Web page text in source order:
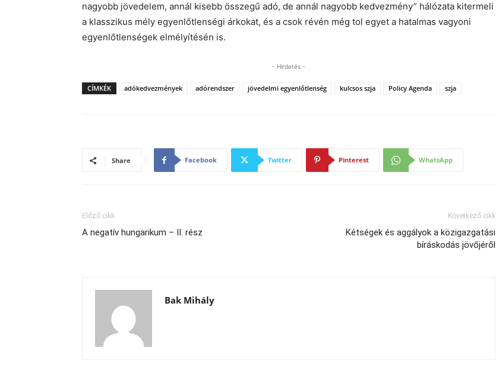
nagyobb jövedelem, annál kisebb összegű adó, de annál nagyobb kedvezmény” hálózata kitermeli
a klasszikus mély egyenlőtlenségi árkokat, és a csok révén még tol egyet a hatalmas vagyoni
egyenlőtlenségek elmélyítésén is.
- Hirdetés -
CÍMKÉK adókedvezmények adórendszer jövedelmi egyenlőtlenség kulcsos szja Policy Agenda szja
Share Facebook Twitter Pinterest WhatsApp
Előző cikk
A negatív hungarikum – II. rész
Következő cikk
Kétségek és aggályok a közigazgatási
bíráskodás jövőjéről
Bak Mihály